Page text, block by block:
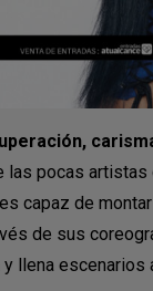
las pocas artistas
capaz de
de sus
llena escenarios